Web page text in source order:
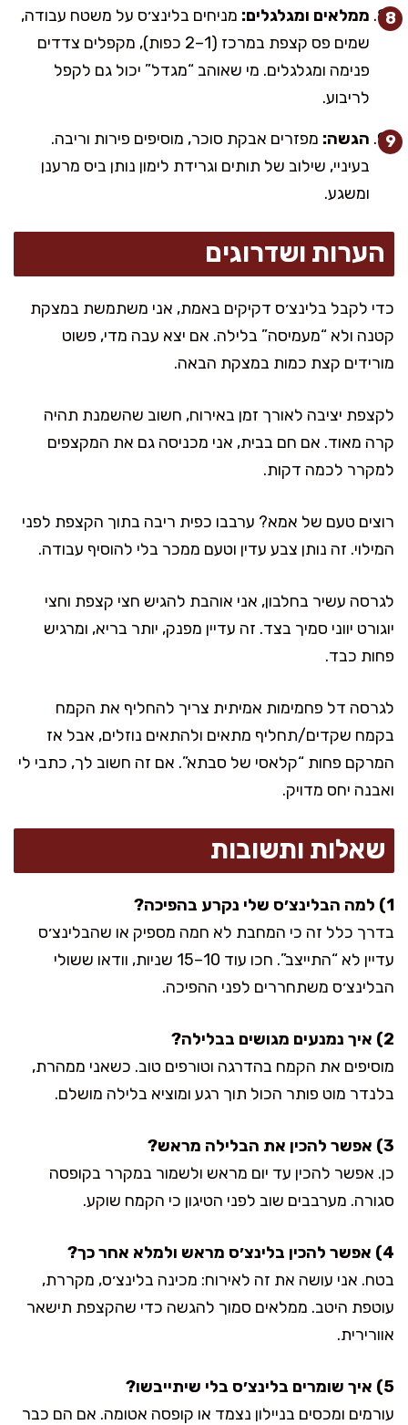
ממלאים ומגלגלים: מניחים בלינצ׳ס על משטח עבודה,
שמים פס קצפת במרכז (1–2 כפות), מקפלים צדדים
פנימה ומגלגלים. מי שאוהב “מגדל” יכול גם לקפל
לריבוע.
הגשה: מפזרים אבקת סוכר, מוסיפים פירות וריבה.
בעיניי, שילוב של תותים וגרידת לימון נותן ביס מרענן
ומשגע.
הערות ושדרוגים
כדי לקבל בלינצ׳ס דקיקים באמת, אני משתמשת במצקת
קטנה ולא “מעמיסה” בלילה. אם יצא עבה מדי, פשוט
מורידים קצת כמות במצקת הבאה.
לקצפת יציבה לאורך זמן באירוח, חשוב שהשמנת תהיה
קרה מאוד. אם חם בבית, אני מכניסה גם את המקצפים
למקרר לכמה דקות.
רוצים טעם של אמא? ערבבו כפית ריבה בתוך הקצפת לפני
המילוי. זה נותן צבע עדין וטעם ממכר בלי להוסיף עבודה.
לגרסה עשיר בחלבון, אני אוהבת להגיש חצי קצפת וחצי
יוגורט יווני סמיך בצד. זה עדיין מפנק, יותר בריא, ומרגיש
פחות כבד.
לגרסה דל פחמימות אמיתית צריך להחליף את הקמח
בקמח שקדים/תחליף מתאים ולהתאים נוזלים, אבל אז
המרקם פחות “קלאסי של סבתא”. אם זה חשוב לך, כתבי לי
ואבנה יחס מדויק.
שאלות ותשובות
1) למה הבלינצ׳ס שלי נקרע בהפיכה?
בדרך כלל זה כי המחבת לא חמה מספיק או שהבלינצ׳ס
עדיין לא “התייצב”. חכו עוד 10–15 שניות, וודאו ששולי
הבלינצ׳ס משתחררים לפני ההפיכה.
2) איך נמנעים מגושים בבלילה?
מוסיפים את הקמח בהדרגה וטורפים טוב. כשאני ממהרת,
בלנדר מוט פותר הכול תוך רגע ומוציא בלילה מושלם.
3) אפשר להכין את הבלילה מראש?
כן. אפשר להכין עד יום מראש ולשמור במקרר בקופסה
סגורה. מערבבים שוב לפני הטיגון כי הקמח שוקע.
4) אפשר להכין בלינצ׳ס מראש ולמלא אחר כך?
בטח. אני עושה את זה לאירוח: מכינה בלינצ׳ס, מקררת,
עוטפת היטב. ממלאים סמוך להגשה כדי שהקצפת תישאר
אוורירית.
5) איך שומרים בלינצ׳ס בלי שיתייבשו?
עורמים ומכסים בניילון נצמד או קופסה אטומה. אם הם כבר